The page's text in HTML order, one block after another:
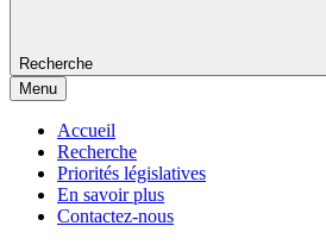
Recherche
Menu
Accueil
Recherche
Priorités législatives
En savoir plus
Contactez-nous